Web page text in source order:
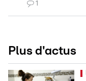
1
Plus d'actus